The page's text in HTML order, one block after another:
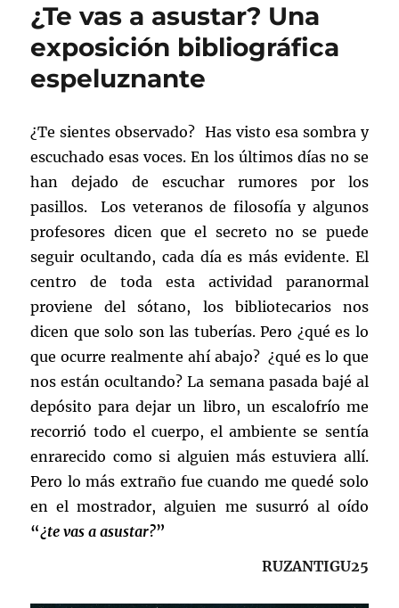
¿Te vas a asustar? Una
exposición bibliográfica
espeluznante
¿Te sientes observado? Has visto esa sombra y
escuchado esas voces. En los últimos días no se
han dejado de escuchar rumores por los
pasillos. Los veteranos de filosofía y algunos
profesores dicen que el secreto no se puede
seguir ocultando, cada día es más evidente. El
centro de toda esta actividad paranormal
proviene del sótano, los bibliotecarios nos
dicen que solo son las tuberías. Pero ¿qué es lo
que ocurre realmente ahí abajo? ¿qué es lo que
nos están ocultando? La semana pasada bajé al
depósito para dejar un libro, un escalofrío me
recorrió todo el cuerpo, el ambiente se sentía
enrarecido como si alguien más estuviera allí.
Pero lo más extraño fue cuando me quedé solo
en el mostrador, alguien me susurró al oído
“¿te vas a asustar?”
RUZANTIGU25